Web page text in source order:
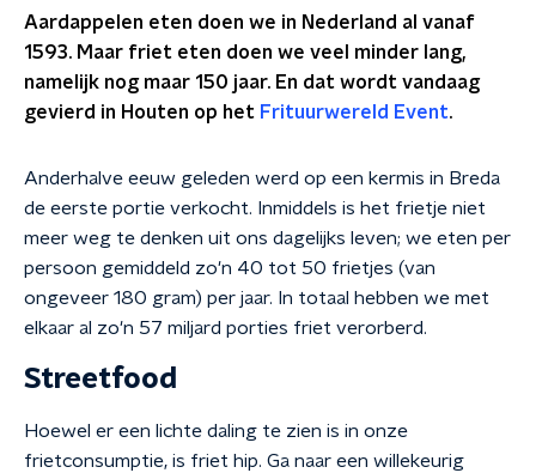
Aardappelen eten doen we in Nederland al vanaf
1593. Maar friet eten doen we veel minder lang,
namelijk nog maar 150 jaar. En dat wordt vandaag
gevierd in Houten op het Frituurwereld Event.
Anderhalve eeuw geleden werd op een kermis in Breda
de eerste portie verkocht. Inmiddels is het frietje niet
meer weg te denken uit ons dagelijks leven; we eten per
persoon gemiddeld zo'n 40 tot 50 frietjes (van
ongeveer 180 gram) per jaar. In totaal hebben we met
elkaar al zo'n 57 miljard porties friet verorberd.
Streetfood
Hoewel er een lichte daling te zien is in onze
frietconsumptie, is friet hip. Ga naar een willekeurig